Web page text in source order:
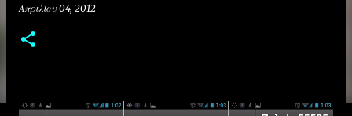
Απριλίου 04, 2012